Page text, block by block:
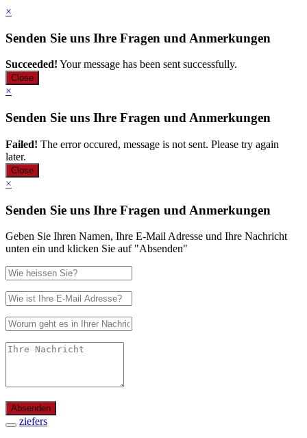
×
Senden Sie uns Ihre Fragen und Anmerkungen
Succeeded! Your message has been sent successfully.
Close
×
Senden Sie uns Ihre Fragen und Anmerkungen
Failed! The error occured, message is not sent. Please try again
later.
Close
×
Senden Sie uns Ihre Fragen und Anmerkungen
Geben Sie Ihren Namen, Ihre E-Mail Adresse und Ihre Nachricht
unten ein und klicken Sie auf "Absenden"
Absenden
ziefers